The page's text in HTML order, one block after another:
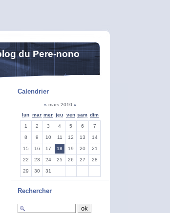
du Pere-nono
Calendrier
« mars 2010 »
lun mar mer jeu ven sam dim
1 2 3 4 5 6 7
8 9 10 11 12 13 14
15 16 17 18 19 20 21
22 23 24 25 26 27 28
29 30 31
Rechercher